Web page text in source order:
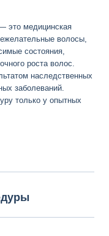
это медицинская
волосы,
состояния,
роста волос.
наследственных
заболеваний.
только у опытных